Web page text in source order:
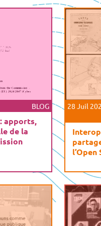
BLOG
apports,
de la
28 Juil